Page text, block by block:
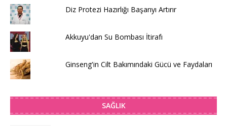
Diz Protezi Hazırlığı Başarıyı Artırır
Akkuyu'dan Su Bombası İtirafı
Ginseng'in Cilt Bakımındaki Gücü ve Faydaları
SAĞLIK